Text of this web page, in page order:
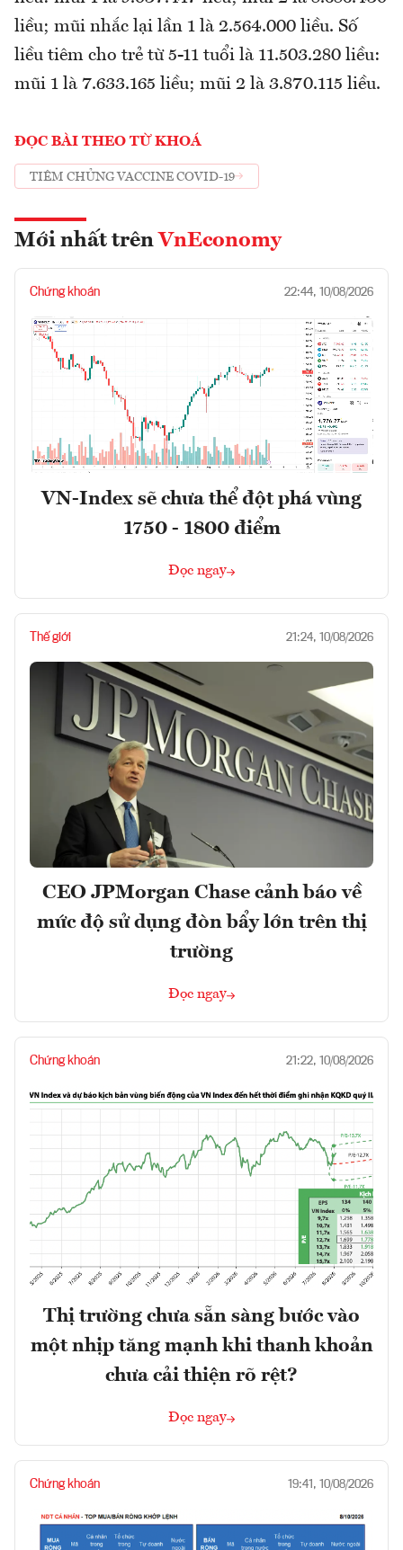
liều; mũi nhắc lại lần 1 là 2.564.000 liều. Số
liều tiêm cho trẻ từ 5-11 tuổi là 11.503.280 liều:
mũi 1 là 7.633.165 liều; mũi 2 là 3.870.115 liều.
ĐỌC BÀI THEO TỪ KHOÁ
TIÊM CHỦNG VACCINE COVID-19
Mới nhất trên VnEconomy
Chứng khoán 22:44, 10/08/2026
VN-Index sẽ chưa thể đột phá vùng
1750 - 1800 điểm
Đọc ngay
Thế giới 21:24, 10/08/2026
CEO JPMorgan Chase cảnh báo về
mức độ sử dụng đòn bẩy lớn trên thị
trường
Đọc ngay
Chứng khoán 21:22, 10/08/2026
Thị trường chưa sẵn sàng bước vào
một nhịp tăng mạnh khi thanh khoản
chưa cải thiện rõ rệt?
Đọc ngay
Chứng khoán 19:41, 10/08/2026